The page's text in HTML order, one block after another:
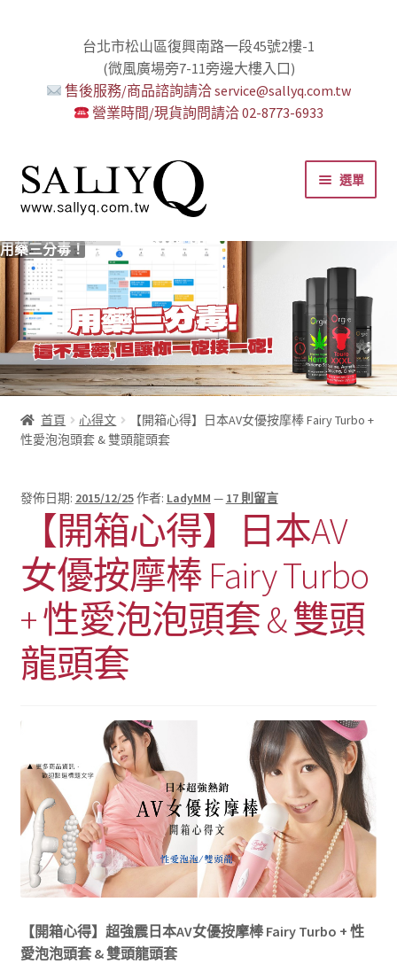
台北市松山區復興南路一段45號2樓-1
(微風廣場旁7-11旁邊大樓入口)
售後服務/商品諮詢請洽 service@sallyq.com.tw
營業時間/現貨詢問請洽 02-8773-6933
跳
至
導
列
跳
至
主
內
容
選單
推薦給初心者！
用藥三分毒！
絕對拘束、絕對快感！
野外調教專區請點我！
零卡分期小額支付!
高潮小哥哥！
免下車也可以購物！
時尚真皮Ｋ金手腳環+短鏈
K金綺娜情趣時尚組
嘗試輕柔的SM，你要一起嗎？
Bess2 買1送4毫無冷場！
免洗潤滑 快適生活提案者
小兔乳夾 遠端遙控想壞壞！
雙悅彎 建立你的多重高潮宇宙！
蜜穴攪拌棒 瞄準性感的私密區域
男人，也該犒賞自己了！
門市消費送時尚收納包
出貨調整公告
人氣男優情慾寫真
SallyQ老師客製化語音服務
首頁 心得文
【開箱心得】日本AV女優按摩棒 Fairy Turbo +
性愛泡泡頭套 & 雙頭龍頭套
發佈日期: 2015/12/25作者: LadyMM — 17 則留言
【開箱心得】日本AV
女優按摩棒 Fairy Turbo
+ 性愛泡泡頭套 & 雙頭
龍頭套
【開箱心得】超強震日本AV女優按摩棒 Fairy Turbo + 性
愛泡泡頭套 & 雙頭龍頭套